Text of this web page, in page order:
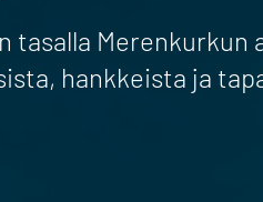
tasalla Merenkurkun
hankkeista ja